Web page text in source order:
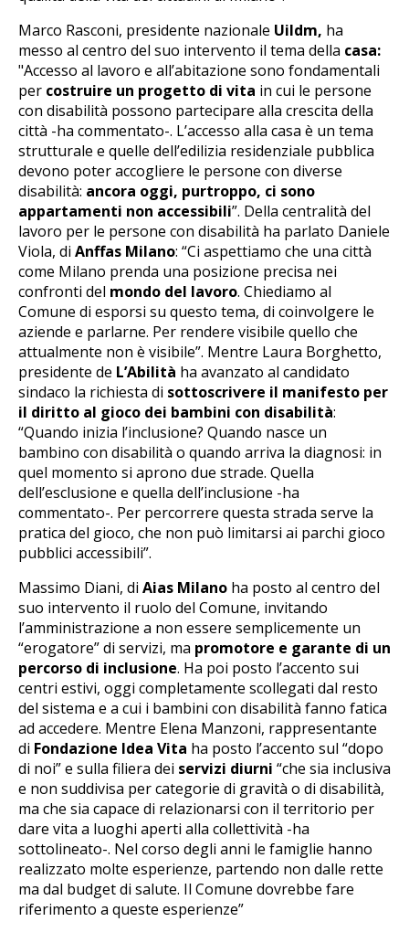
Marco Rasconi, presidente nazionale Uildm, ha
messo al centro del suo intervento il tema della casa:
"Accesso al lavoro e all’abitazione sono fondamentali
per costruire un progetto di vita in cui le persone
con disabilità possono partecipare alla crescita della
città -ha commentato-. L’accesso alla casa è un tema
strutturale e quelle dell’edilizia residenziale pubblica
devono poter accogliere le persone con diverse
disabilità: ancora oggi, purtroppo, ci sono
appartamenti non accessibili”. Della centralità del
lavoro per le persone con disabilità ha parlato Daniele
Viola, di Anffas Milano: “Ci aspettiamo che una città
come Milano prenda una posizione precisa nei
confronti del mondo del lavoro. Chiediamo al
Comune di esporsi su questo tema, di coinvolgere le
aziende e parlarne. Per rendere visibile quello che
attualmente non è visibile”. Mentre Laura Borghetto,
presidente de L’Abilità ha avanzato al candidato
sindaco la richiesta di sottoscrivere il manifesto per
il diritto al gioco dei bambini con disabilità:
“Quando inizia l’inclusione? Quando nasce un
bambino con disabilità o quando arriva la diagnosi: in
quel momento si aprono due strade. Quella
dell’esclusione e quella dell’inclusione -ha
commentato-. Per percorrere questa strada serve la
pratica del gioco, che non può limitarsi ai parchi gioco
pubblici accessibili”.
Massimo Diani, di Aias Milano ha posto al centro del
suo intervento il ruolo del Comune, invitando
l’amministrazione a non essere semplicemente un
“erogatore” di servizi, ma promotore e garante di un
percorso di inclusione. Ha poi posto l’accento sui
centri estivi, oggi completamente scollegati dal resto
del sistema e a cui i bambini con disabilità fanno fatica
ad accedere. Mentre Elena Manzoni, rappresentante
di Fondazione Idea Vita ha posto l’accento sul “dopo
di noi” e sulla filiera dei servizi diurni “che sia inclusiva
e non suddivisa per categorie di gravità o di disabilità,
ma che sia capace di relazionarsi con il territorio per
dare vita a luoghi aperti alla collettività -ha
sottolineato-. Nel corso degli anni le famiglie hanno
realizzato molte esperienze, partendo non dalle rette
ma dal budget di salute. Il Comune dovrebbe fare
riferimento a queste esperienze”